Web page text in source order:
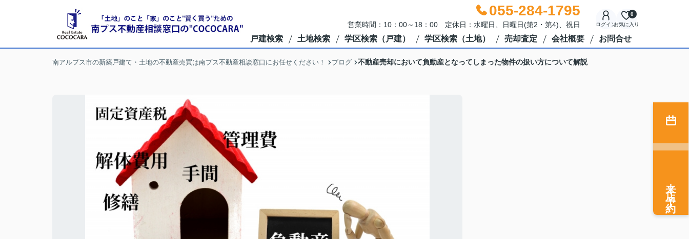
055-284-1795
営業時間：10：00～18：00 定休日：水曜日、日曜日(第2・第4)、祝日 ログインお気に入り
0
戸建検索 土地検索 学区検索（戸建） 学区検索（土地） 売却査定 会社概要 お問合せ
南アルプス市の新築戸建て・土地の不動産売買は南プス不動産相談窓口にお任せください！ ブログ 不動産売却において負動産となってしまった物件の扱い方について解説
来店予約